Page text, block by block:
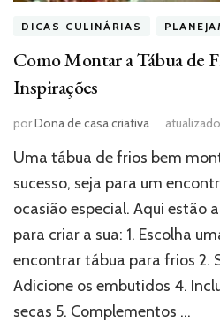
DICAS CULINÁRIAS
Como Montar a Tábua de
Inspirações
porDona de casa criativa
Uma tábua de frios bem
sucesso, seja para um
ocasião especial. Aqui estão
para criar a sua: 1. Escolha
encontrar tábua para frios 2.
Adicione os embutidos 4.
secas 5. Complementos …